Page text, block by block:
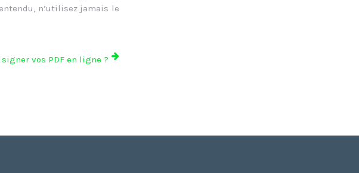
n’utilisez jamais le
vos PDF en ligne ?